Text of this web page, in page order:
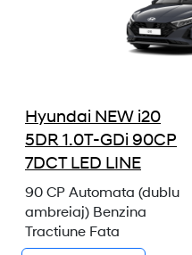
Hyundai NEW i20
5DR 1.0T-GDi 90CP
7DCT LED LINE
90 CP Automata (dublu
ambreiaj) Benzina
Tractiune Fata